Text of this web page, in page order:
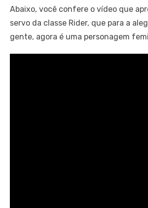
Abaixo, você confere o vídeo que
servo da classe Rider, que para a
gente, agora é uma personagem